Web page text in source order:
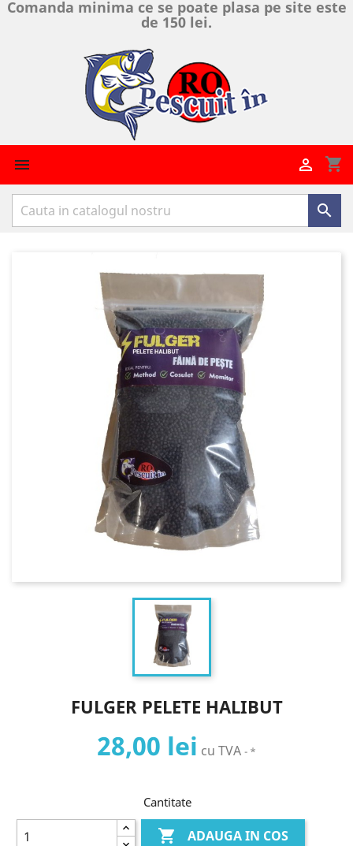
Comanda minima ce se poate plasa pe site este
de 150 lei.
 shopping_cart


FULGER PELETE HALIBUT
28,00 lei cu TVA *
Cantitate
 ADAUGA IN COS